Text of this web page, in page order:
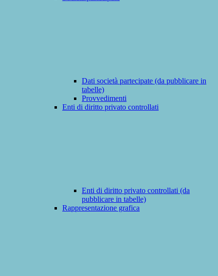
Dati società partecipate (da pubblicare in
tabelle)
Provvedimenti
Enti di diritto privato controllati
Enti di diritto privato controllati (da
pubblicare in tabelle)
Rappresentazione grafica